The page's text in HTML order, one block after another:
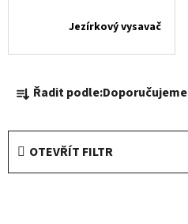
Jezírkový vysavač
a
Řadit podle:Doporučujeme
OTEVŘÍT FILTR